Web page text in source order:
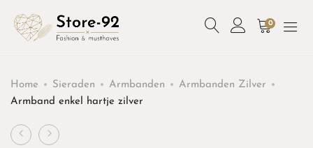
0
Home Sieraden Armbanden
Armbanden Zilver
Armband enkel hartje zilver
Product
Armband
Armband